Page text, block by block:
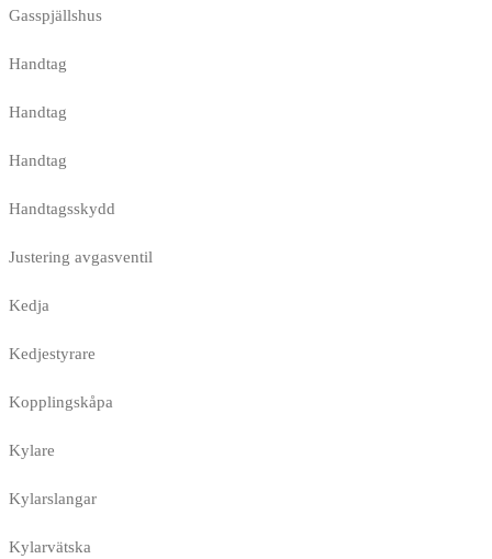
Gasspjällshus
Handtag
Handtag
Handtag
Handtagsskydd
Justering avgasventil
Kedja
Kedjestyrare
Kopplingskåpa
Kylare
Kylarslangar
Kylarvätska